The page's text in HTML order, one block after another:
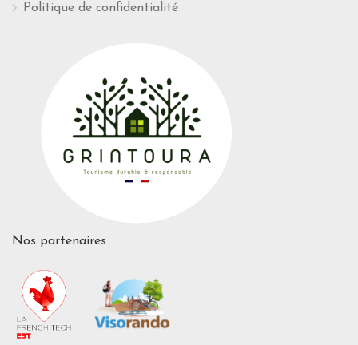
Politique de confidentialité
Nos partenaires